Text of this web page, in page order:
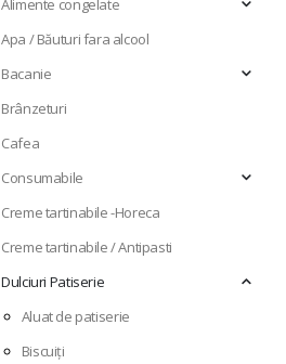
Alimente congelate
Apa / Băuturi fara alcool
Bacanie
Brânzeturi
Cafea
Consumabile
Creme tartinabile -Horeca
Creme tartinabile / Antipasti
Dulciuri Patiserie
Aluat de patiserie
Biscuiți